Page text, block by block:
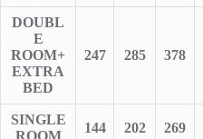
DOUBL
E
ROOM+
EXTRA
BED
247 285 378
SINGLE
ROOM
144 202 269